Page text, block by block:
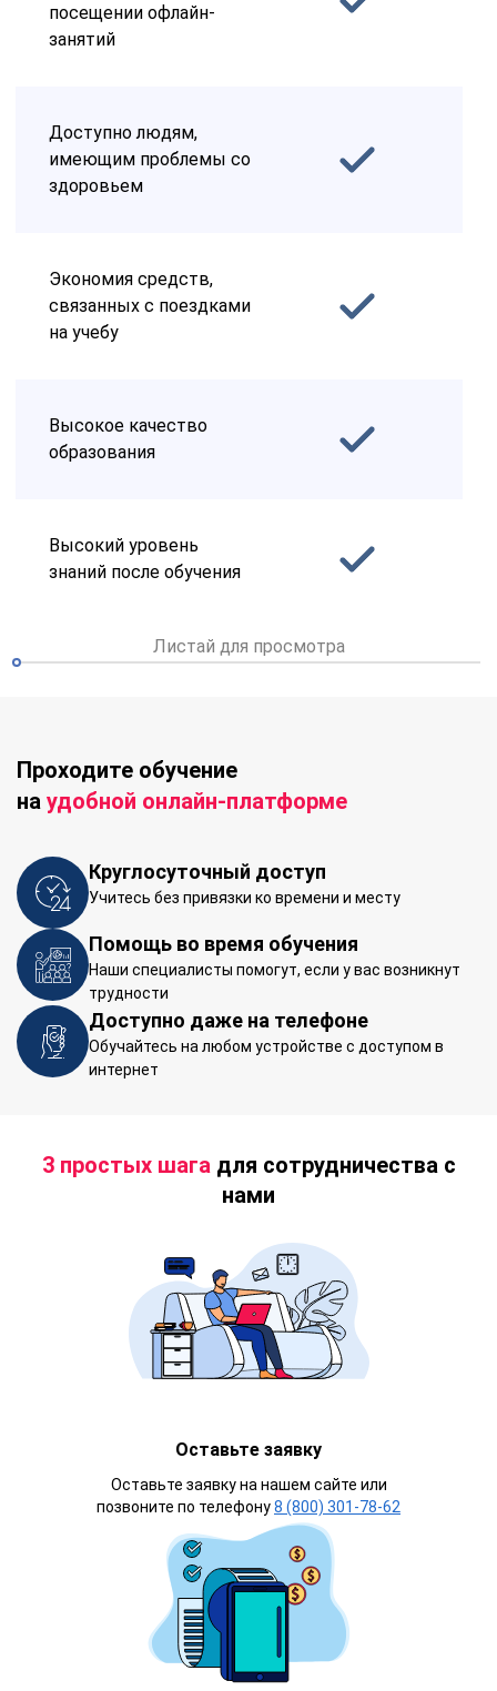
посещении офлайн-
занятий
Доступно людям,
имеющим проблемы со
здоровьем
Экономия средств,
связанных с поездками
на учебу
Высокое качество
образования
Высокий уровень
знаний после обучения
Листай для просмотра
Проходите обучение
на удобной онлайн-платформе
Круглосуточный доступ
Учитесь без привязки ко времени и месту
Помощь во время обучения
Наши специалисты помогут, если у вас возникнут
трудности
Доступно даже на телефоне
Обучайтесь на любом устройстве с доступом в
интернет
3 простых шагадля сотрудничества с
нами
Оставьте заявку
Оставьте заявку на нашем сайте или
позвоните по телефону8 (800) 301-78-62